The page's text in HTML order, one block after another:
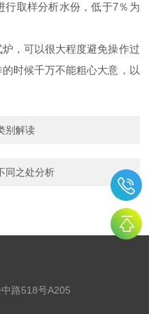
取样分析水份，低于7％为
，可以很大程度避免操作过
时候千万不能粗心大意，以
别解读
同之处分析
路518号A205